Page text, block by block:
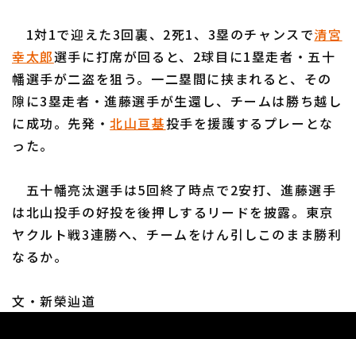
福岡ソフトバンクホークス
1対1で迎えた3回裏、2死1、3塁のチャンスで清宮
幸太郎選手に打席が回ると、2球目に1塁走者・五十
幡選手が二盗を狙う。一二塁間に挟まれると、その
隙に3塁走者・進藤選手が生還し、チームは勝ち越し
に成功。先発・北山亘基投手を援護するプレーとな
った。
五十幡亮汰選手は5回終了時点で2安打、進藤選手
は北山投手の好投を後押しするリードを披露。東京
ヤクルト戦3連勝へ、チームをけん引しこのまま勝利
なるか。
文・新榮辿道